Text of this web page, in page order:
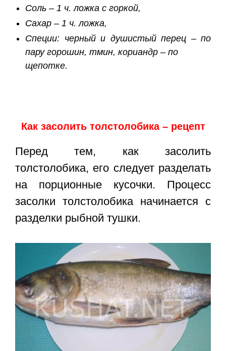
Соль – 1 ч. ложка с горкой,
Сахар – 1 ч. ложка,
Специи: черный и душистый перец – по
пару горошин, тмин, кориандр – по
щепотке.
Как засолить толстолобика – рецепт
Перед тем, как засолить
толстолобика, его следует разделать
на порционные кусочки. Процесс
засолки толстолобика начинается с
разделки рыбной тушки.